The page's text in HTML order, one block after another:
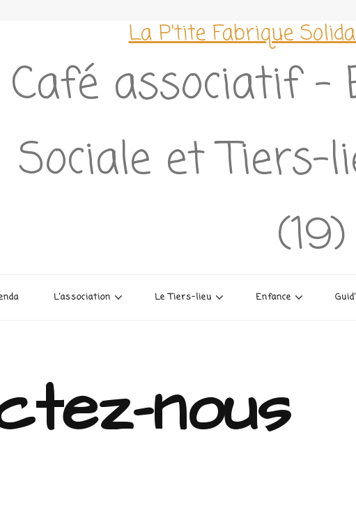
La P'tite Fabrique
Café associatif –
Sociale et Tiers-
(19)
L’association Le Tiers-lieu Enfance
nous